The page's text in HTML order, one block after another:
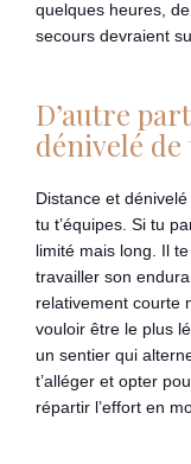
quelques heures,
secours devraient
D’autre
dénivelé
Distance et
tu t’équipes. Si tu
limité mais long. Il
travailler son
relativement courte
vouloir être le plus
un sentier qui
t’alléger et opter
répartir l’effort en